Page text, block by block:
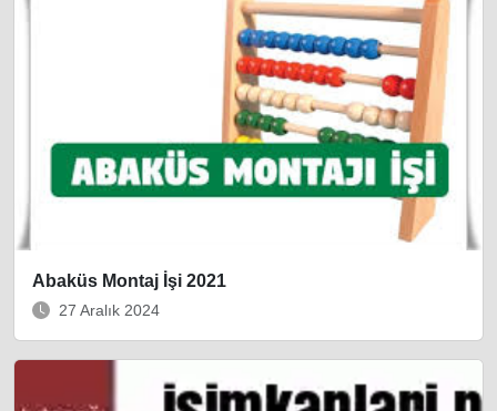
Abaküs Montaj İşi 2021
27 Aralık 2024